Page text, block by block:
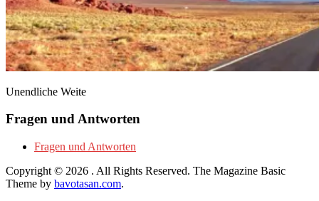
Unendliche Weite
Fragen und Antworten
Fragen und Antworten
Copyright © 2026 . All Rights Reserved. The Magazine Basic
Theme by bavotasan.com.